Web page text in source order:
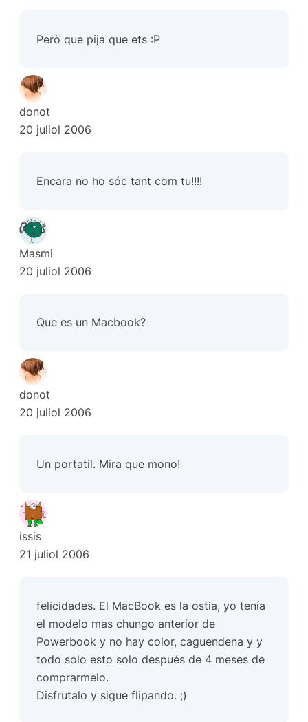
Però que pija que ets :P
donot
20 juliol 2006
Encara no ho sóc tant com tu!!!!
Masmi
20 juliol 2006
Que es un Macbook?
donot
20 juliol 2006
Un portatil. Mira que mono!
issis
21 juliol 2006
felicidades. El MacBook es la ostia, yo tenía
el modelo mas chungo anterior de
Powerbook y no hay color, caguendena y y
todo solo esto solo después de 4 meses de
comprarmelo.
Disfrutalo y sigue flipando. ;)